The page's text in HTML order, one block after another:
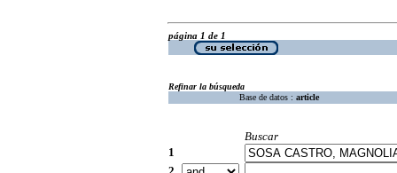
página 1 de 1
Refinar la búsqueda
Base de datos : article
Buscar
1